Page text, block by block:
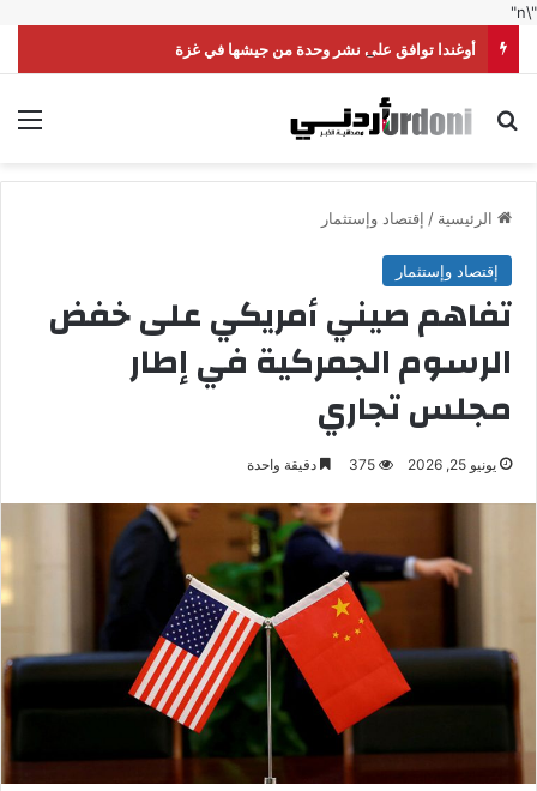
"\n"
أوغندا توافق على نشر وحدة من جيشها في غزة
بحث عن
الرئيسية / إقتصاد وإستثمار
إقتصاد وإستثمار
تفاهم صيني أمريكي على خفض
الرسوم الجمركية في إطار
مجلس تجاري
يونيو 25, 2026 375 دقيقة واحدة